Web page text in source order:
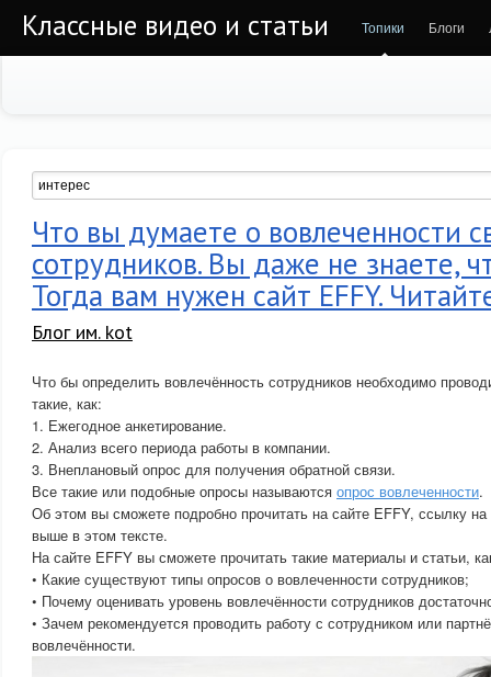
Классные видео и статьи Топики Блоги
Что вы думаете о вовлеченности
сотрудников. Вы даже не знаете,
Тогда вам нужен сайт EFFY.
Блог им. kot
Что бы определить вовлечённость сотрудников необходимо
такие, как:
1. Ежегодное анкетирование.
2. Анализ всего периода работы в компании.
3. Внеплановый опрос для получения обратной связи.
Все такие или подобные опросы называются опрос вовлеченности.
Об этом вы сможете подробно прочитать на сайте EFFY, ссылку на
выше в этом тексте.
На сайте EFFY вы сможете прочитать такие материалы и статьи,
• Какие существуют типы опросов о вовлеченности сотрудников;
• Почему оценивать уровень вовлечённости сотрудников
• Зачем рекомендуется проводить работу с сотрудником или
вовлечённости.